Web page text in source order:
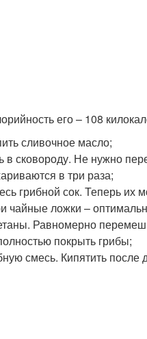
его – 108
сливочное масло;
сковороду. Не нужно
в три раза;
грибной сок. Теперь их
чайные ложки –
Равномерно
покрыть грибы;
смесь. Кипятить после